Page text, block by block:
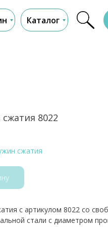
Каталог
8022
сжатия
с артикулом 8022 со
стали с диаметром